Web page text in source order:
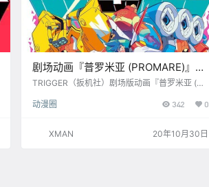
剧场动画『普罗米亚 (PROMARE)』官
方微博开启
TRIGGER（扳机社）剧场版动画『普罗米亚 (PR
内！ 微博地址：https://weibo.com/u/7517703
动漫圈 342 0
XMAN 20年10月30日